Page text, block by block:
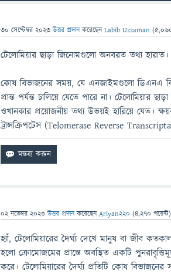
30 সেপ্টেম্বর 2023 উত্তর প্রদান করেছেনLabib Uzzaman (
টেলোমিয়ার ছাড়া জিনোমগুলো অনবরত তথ্য হারাত।
কোষ বিভাজনের সময়, যে এনজাইমগুলো ডিএনএ
প্রান্ত পর্যন্ত চালিয়ে যেতে পারে না। টেলোমিয়ার
ওখানকার প্রয়োজনীয় তথ্য উভয়ই হারিয়ে যেত।
ট্রান্সক্রিপটেস (Telomerase Reverse
02 নভেম্বর 2023 উত্তর প্রদান করেছেনAriyan220 (4,270 পয়েন্ট)
হ্যাঁ, টেলোমিয়ারের দৈর্ঘ্য দেখে মানুষ বা জীব
হলো ক্রোমোজমের প্রান্তে অবস্থিত একটি
করে। টেলোমিয়ারের দৈর্ঘ্য প্রতিটি কোষ